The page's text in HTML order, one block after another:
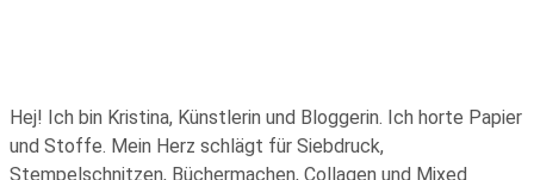
Hej! Ich bin Kristina, Künstlerin und Bloggerin. Ich horte Papier
und Stoffe. Mein Herz schlägt für Siebdruck,
Stempelschnitzen, Büchermachen, Collagen und Mixed